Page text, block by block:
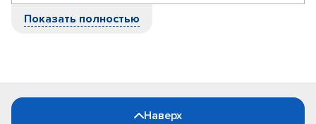
Показать полностью
Наверх